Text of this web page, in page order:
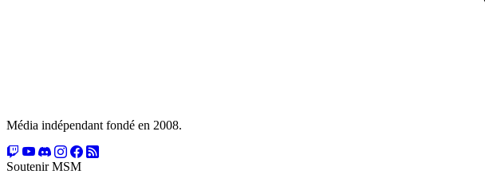
Média indépendant fondé en 2008.
Soutenir MSM